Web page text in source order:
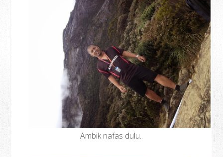
Ambik nafas dulu..